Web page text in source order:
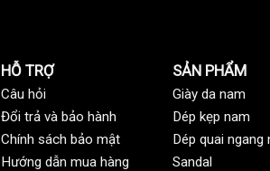
HỖ TRỢ
Câu hỏi
Đổi trả và bảo hành
Chính sách bảo mật
Hướng dẫn mua hàng
SẢN PHẨM
Giày da nam
Dép kẹp nam
Dép quai ngang
Sandal